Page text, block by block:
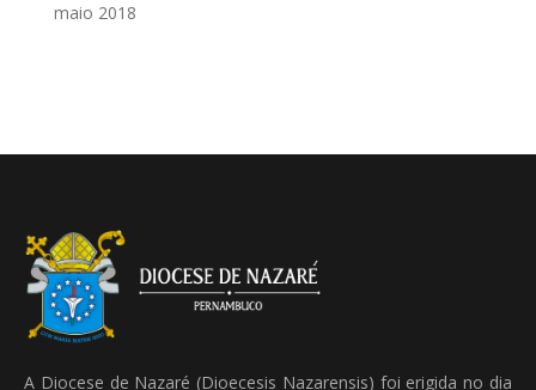
maio 2018
A Diocese de Nazaré (Dioecesis Nazarensis) foi erigida no dia